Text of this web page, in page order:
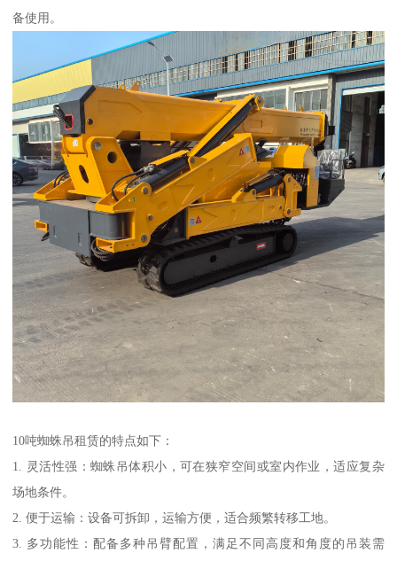
备使用。
10吨蜘蛛吊租赁的特点如下：
1. 灵活性强：蜘蛛吊体积小，可在狭窄空间或室内作业，适应复杂
场地条件。
2. 便于运输：设备可拆卸，运输方便，适合频繁转移工地。
3. 多功能性：配备多种吊臂配置，满足不同高度和角度的吊装需